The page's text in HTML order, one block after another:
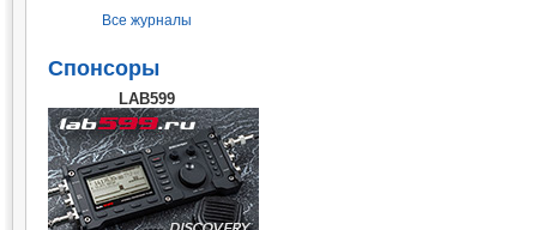
Все журналы
Спонсоры
LAB599